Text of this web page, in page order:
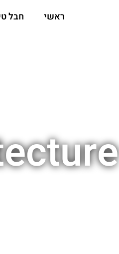
ראשי חבל